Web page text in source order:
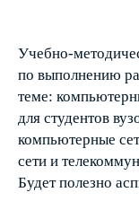
Учебно-
по выполнению
теме:
для студентов
компьютерные
сети и
Будет полезно